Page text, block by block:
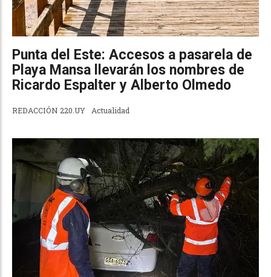
Punta del Este: Accesos a pasarela de
Playa Mansa llevarán los nombres de
Ricardo Espalter y Alberto Olmedo
REDACCIÓN 220.UY Actualidad